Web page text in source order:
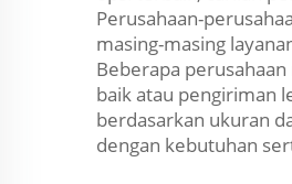
Perusahaan-
masing-masing
Beberapa
baik atau pengiriman
berdasarkan ukuran
dengan kebutuhan